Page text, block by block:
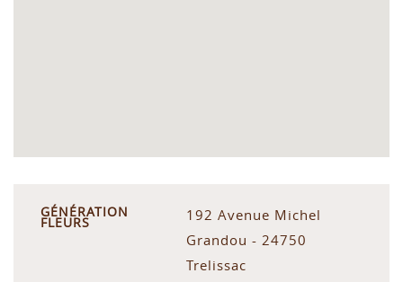
GÉNÉRATION
FLEURS
192 Avenue Michel
Grandou - 24750
Trelissac